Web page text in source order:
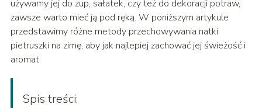
używamy jej do zup, sałatek, czy też do dekoracji potraw,
zawsze warto mieć ją pod ręką. W poniższym artykule
przedstawimy różne metody przechowywania natki
pietruszki na zimę, aby jak najlepiej zachować jej świeżość i
aromat.
Spis treści: